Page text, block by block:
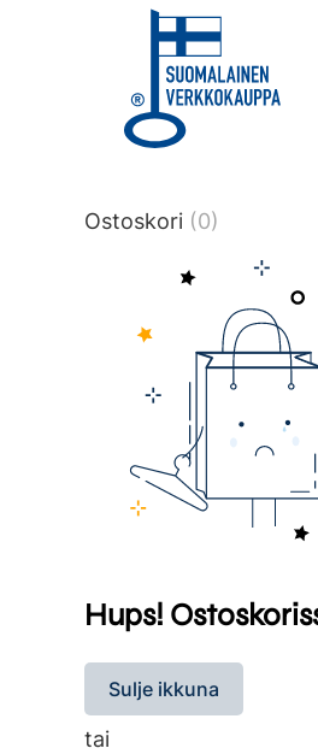
title or
data-original-
Ostoskori (0)
Hups!
Sulje ikkuna
tai